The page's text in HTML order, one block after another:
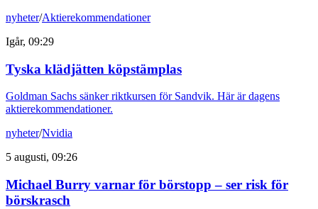
nyheter/Aktierekommendationer
Igår, 09:29
Tyska klädjätten köpstämplas
Goldman Sachs sänker riktkursen för Sandvik. Här är dagens
aktierekommendationer.
nyheter/Nvidia
5 augusti, 09:26
Michael Burry varnar för börstopp – ser risk för
börskrasch